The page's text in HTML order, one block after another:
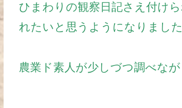
ひまわりの観察日記さえ付け
れたいと思うようになりました
農業ド素人が少しづつ調べな